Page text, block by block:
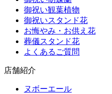
御祝い観葉植物
御祝いスタンド花
お悔やみ・お供え花
葬儀スタンド花
よくあるご質問
店舗紹介
ヌボーエール